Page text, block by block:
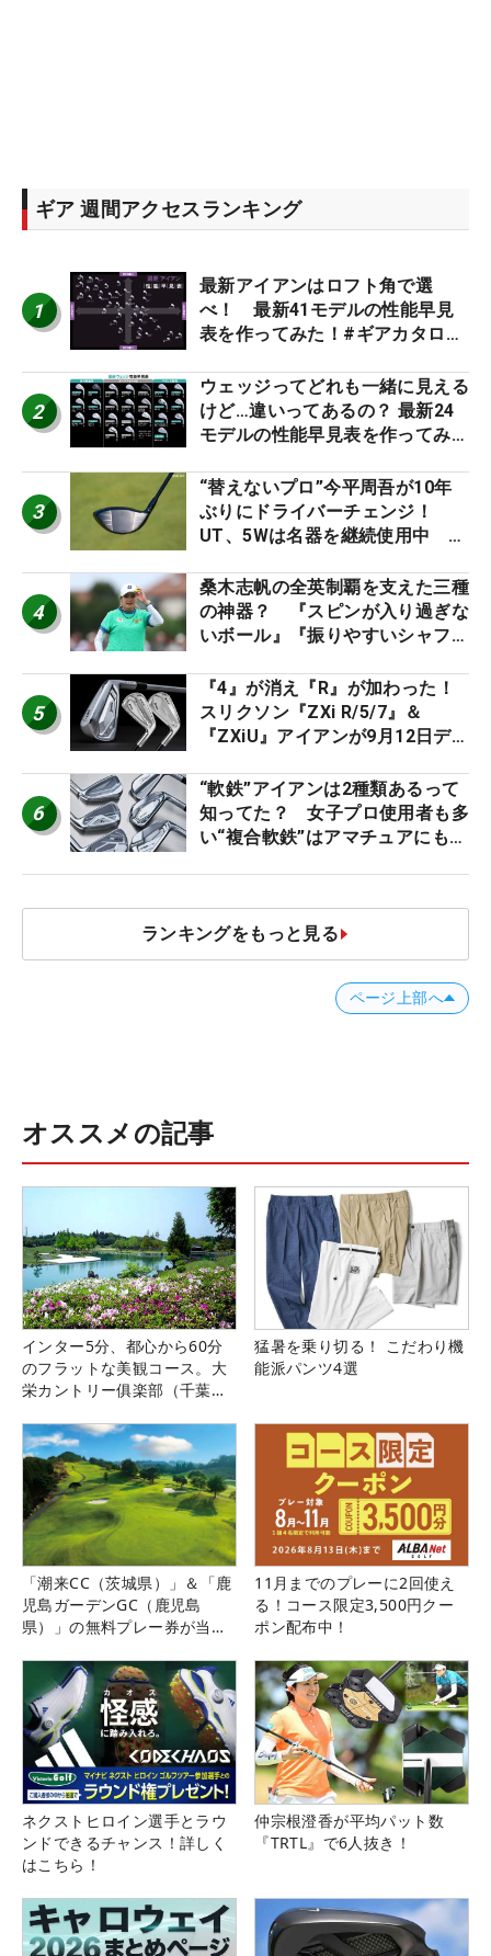
ギア 週間アクセスランキング
1
最新アイアンはロフト角で選
べ！ 最新41モデルの性能早見
表を作ってみた！#ギアカタログ
2
ウェッジってどれも一緒に見える
けど…違いってあるの？ 最新24
モデルの性能早見表を作ってみ
3
“替えないプロ”今平周吾が10年
ぶりにドライバーチェンジ！
UT、5Wは名器を継続使用中 #
4
桑木志帆の全英制覇を支えた三種
の神器？ 『スピンが入り過ぎな
いボール』『振りやすいシャフ
ー』 #女子プロセッティング
5
『4』が消え『R』が加わった！
スリクソン『ZXi R/5/7』＆
『ZXiU』アイアンが9月12日デ
6
“軟鉄”アイアンは2種類あるって
知ってた？ 女子プロ使用者も多
い“複合軟鉄”はアマチュアにもオ
ランキングをもっと見る
ページ上部へ
オススメの記事
インター5分、都心から60分
のフラットな美観コース。大
栄カントリー俱楽部（千葉
猛暑を乗り切る！ こだわり機
能派パンツ4選
「潮来CC（茨城県）」＆「鹿
児島ガーデンGC（鹿児島
県）」の無料プレー券が当た
11月までのプレーに2回使え
る！コース限定3,500円クー
ポン配布中！
ネクストヒロイン選手とラウ
ンドできるチャンス！詳しく
はこちら！
仲宗根澄香が平均パット数
『TRTL』で6人抜き！